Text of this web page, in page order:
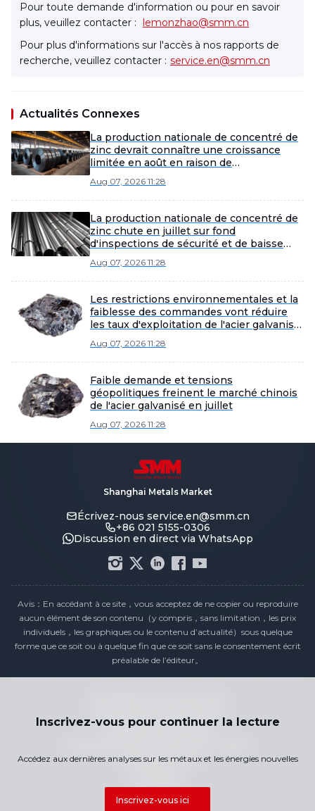
Pour toute demande d'information ou pour en savoir
plus, veuillez contacter : lemonzhao@smm.cn
Pour plus d'informations sur l'accès à nos rapports de
recherche, veuillez contacter : service.en@smm.cn
Actualités Connexes
La production nationale de concentré de
zinc devrait connaître une croissance
limitée en août en raison de
Aug 07, 2026 11:28
La production nationale de concentré de
zinc chute en juillet sur fond
d'inspections de sécurité et de baisse
Aug 07, 2026 11:28
Les restrictions environnementales et la
faiblesse des commandes vont réduire
les taux d'exploitation de l'acier galvanisé
Aug 07, 2026 11:28
Faible demande et tensions
géopolitiques freinent le marché chinois
de l'acier galvanisé en juillet
Aug 07, 2026 11:28
Inscrivez-vous pour continuer la lecture
Accédez aux dernières analyses sur les métaux et les énergies nouvelles
Inscrivez-vous ici
Shanghai Metals Market
Écrivez-nous service.en@smm.cn
+86 021 5155-0306
Discussion en direct via WhatsApp
Avis：En accédant à ce site，vous acceptez de ne copier ou reproduire
aucun élément de son contenu（y compris，sans limitation，les prix
individuels，les graphiques ou le contenu d’actualité）sous quelque
forme que ce soit ou à quelque fin que ce soit sans le consentement écrit
préalable de l’éditeur。
Politique de confidentialité
Conditions générales
Contactez-nous
Plan du site